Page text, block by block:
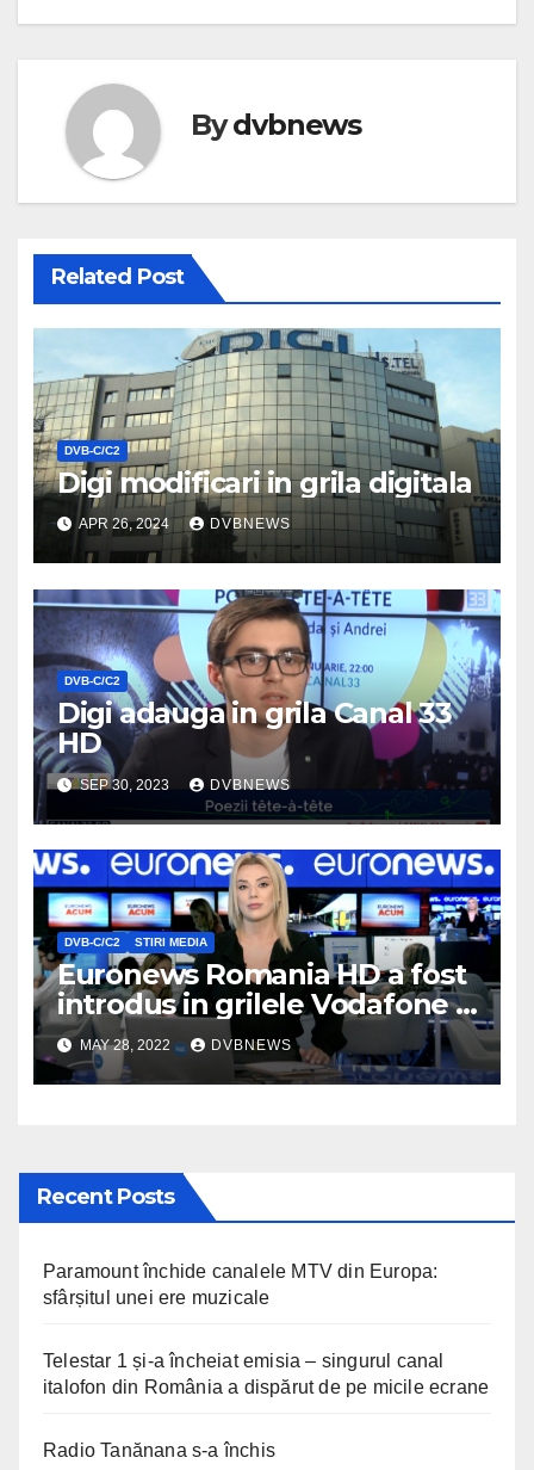
Bydvbnews
Related Post
DVB-C/C2
Digi modificari in grila digitala
APR 26, 2024 DVBNEWS
DVB-C/C2
Digi adauga in grila Canal 33
HD
SEP 30, 2023 DVBNEWS
DVB-C/C2 STIRI MEDIA
Euronews Romania HD a fost
introdus in grilele Vodafone si
Orange
MAY 28, 2022 DVBNEWS
Recent Posts
Paramount închide canalele MTV din Europa:
sfârșitul unei ere muzicale
Telestar 1 și-a încheiat emisia – singurul canal
italofon din România a dispărut de pe micile ecrane
Radio Tanănana s-a închis